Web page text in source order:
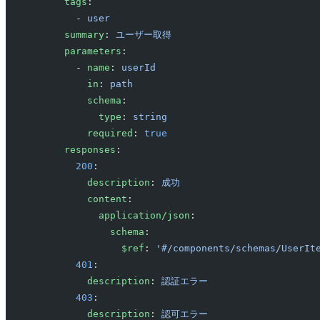
        -
user
      summary
: ユーザー取得
      parameters
:
        -
name : userId
          in
: path
          schema
:
            type
: string
          required
: true
      responses
:
        200
:
          description
: 成功
          content
:
            application/json
:
              schema
:
                $ref
:
'#/components/schemas/
        401
:
          description
: 認証エラー
        403
:
          description
: 認可エラー